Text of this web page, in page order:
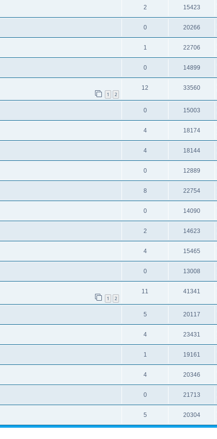
2 15423
0 20266
1 22706
0 14899
1 2
12 33560
0 15003
4 18174
4 18144
0 12889
8 22754
0 14090
2 14623
4 15465
0 13008
1 2
11 41341
5 20117
4 23431
1 19161
4 20346
0 21713
5 20304